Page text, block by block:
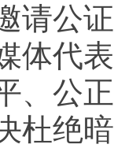
请公
体代
、公
杜绝